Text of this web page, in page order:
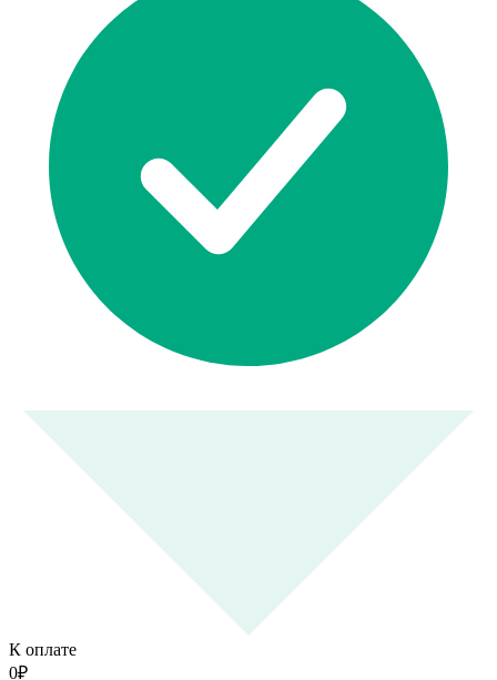
К оплате
0₽